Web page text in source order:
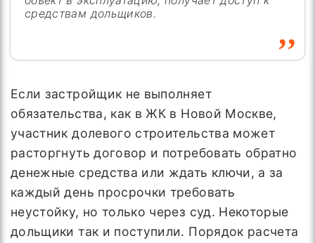
средствам дольщиков.
Если застройщик не выполняет
обязательства, как в ЖК в Новой Москве,
участник долевого строительства может
расторгнуть договор и потребовать обратно
денежные средства или ждать ключи, а за
каждый день просрочки требовать
неустойку, но только через суд. Некоторые
дольщики так и поступили. Порядок расчета